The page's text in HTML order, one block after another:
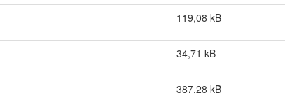
119,08 kB
34,71 kB
387,28 kB